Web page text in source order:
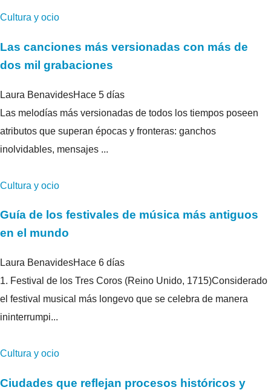
Cultura y ocio
Las canciones más versionadas con más de
dos mil grabaciones
Laura BenavidesHace 5 días
Las melodías más versionadas de todos los tiempos poseen
atributos que superan épocas y fronteras: ganchos
inolvidables, mensajes ...
Cultura y ocio
Guía de los festivales de música más antiguos
en el mundo
Laura BenavidesHace 6 días
1. Festival de los Tres Coros (Reino Unido, 1715)Considerado
el festival musical más longevo que se celebra de manera
ininterrumpi...
Cultura y ocio
Ciudades que reflejan procesos históricos y